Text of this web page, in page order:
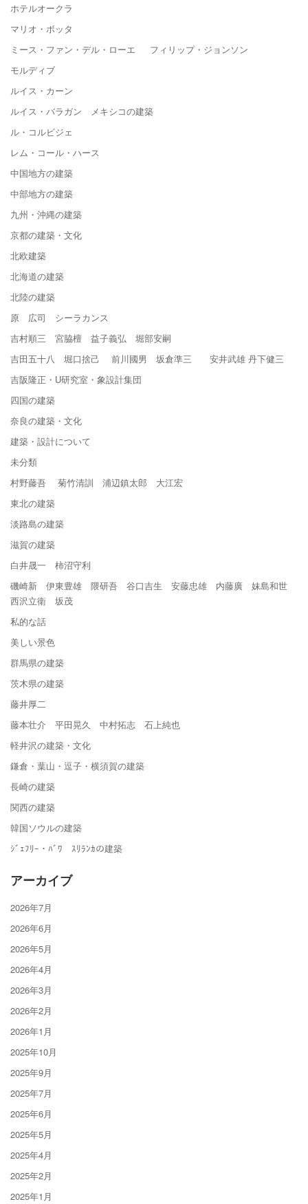
ホテルオークラ
マリオ・ボッタ
ミース・ファン・デル・ローエ フィリップ・ジョンソン
モルディブ
ルイス・カーン
ルイス・バラガン メキシコの建築
ル・コルビジェ
レム・コール・ハース
中国地方の建築
中部地方の建築
九州・沖縄の建築
京都の建築・文化
北欧建築
北海道の建築
北陸の建築
原 広司 シーラカンス
吉村順三 宮脇檀 益子義弘 堀部安嗣
吉田五十八 堀口捨己 前川國男 坂倉準三 安井武雄 丹下健三
吉阪隆正・U研究室・象設計集団
四国の建築
奈良の建築・文化
建築・設計について
未分類
村野藤吾 菊竹清訓 浦辺鎮太郎 大江宏
東北の建築
淡路島の建築
滋賀の建築
白井晟一 柿沼守利
磯崎新 伊東豊雄 隈研吾 谷口吉生 安藤忠雄 内藤廣 妹島和世
西沢立衛 坂茂
私的な話
美しい景色
群馬県の建築
茨木県の建築
藤井厚二
藤本壮介 平田晃久 中村拓志 石上純也
軽井沢の建築・文化
鎌倉・葉山・逗子・横須賀の建築
長崎の建築
関西の建築
韓国ソウルの建築
ｼﾞｪﾌﾘｰ・ﾊﾞﾜ ｽﾘﾗﾝｶの建築
アーカイブ
2026年7月
2026年6月
2026年5月
2026年4月
2026年3月
2026年2月
2026年1月
2025年10月
2025年9月
2025年7月
2025年6月
2025年5月
2025年4月
2025年2月
2025年1月